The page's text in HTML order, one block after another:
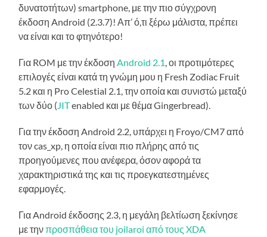
δυνατοτήτων) smartphone, με την πιο σύγχρονη
έκδοση Android (2.3.7)! Απ’ ό,τι ξέρω μάλιστα, πρέπει
να είναι και το φτηνότερο!
Για ROM με την έκδοσηAndroid 2.1, οι προτιμότερες
επιλογές είναι κατά τη γνώμη μου η Fresh Zodiac Fruit
5.2 και η Pro Celestial 2.1, την οποία και συνιστώ μεταξύ
των δύο (JITenabled και με θέμα Gingerbread).
Για την έκδοση Android 2.2, υπάρχει η Froyo/CM7 από
τον cas_xp, η οποία είναι πιο πλήρης από τις
προηγούμενες που ανέφερα, όσον αφορά τα
χαρακτηριστικά της και τις προεγκατεστημένες
εφαρμογές.
Για Android έκδοσης 2.3, η μεγάλη βελτίωση ξεκίνησε
με τηνπροσπάθεια του joilaroi από τους XDA